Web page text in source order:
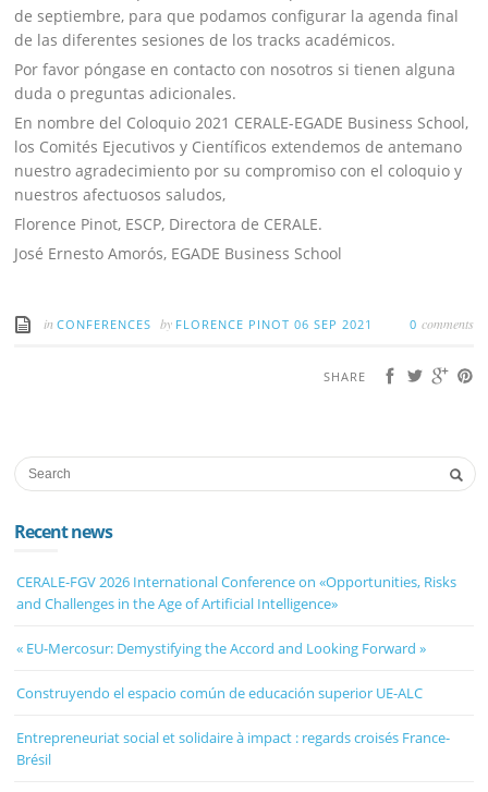
de septiembre, para que podamos configurar la agenda final
de las diferentes sesiones de los tracks académicos.
Por favor póngase en contacto con nosotros si tienen alguna
duda o preguntas adicionales.
En nombre del Coloquio 2021 CERALE-EGADE Business School,
los Comités Ejecutivos y Científicos extendemos de antemano
nuestro agradecimiento por su compromiso con el coloquio y
nuestros afectuosos saludos,
Florence Pinot, ESCP, Directora de CERALE.
José Ernesto Amorós, EGADE Business School
inCONFERENCES by FLORENCE PINOT06 SEP 2021 0 comments
SHARE
Recent news
CERALE-FGV 2026 International Conference on «Opportunities, Risks
and Challenges in the Age of Artificial Intelligence»
« EU-Mercosur: Demystifying the Accord and Looking Forward »
Construyendo el espacio común de educación superior UE-ALC
Entrepreneuriat social et solidaire à impact : regards croisés France-
Brésil